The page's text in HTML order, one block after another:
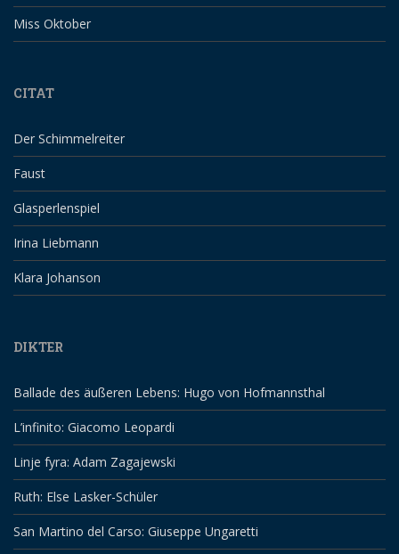
Miss Oktober
CITAT
Der Schimmelreiter
Faust
Glasperlenspiel
Irina Liebmann
Klara Johanson
DIKTER
Ballade des äußeren Lebens: Hugo von Hofmannsthal
L’infinito: Giacomo Leopardi
Linje fyra: Adam Zagajewski
Ruth: Else Lasker-Schüler
San Martino del Carso: Giuseppe Ungaretti